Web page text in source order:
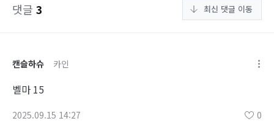
댓글 3 최신 댓글 이동
캔슬하슈 카인
벨마 15
2025.09.15 14:27 0